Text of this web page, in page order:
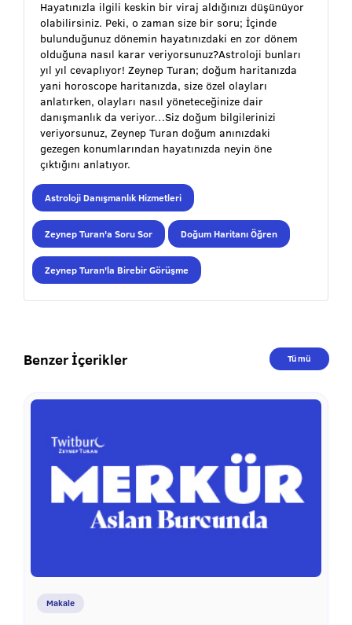
Hayatınızla ilgili keskin bir viraj aldığınızı düşünüyor
olabilirsiniz. Peki, o zaman size bir soru; İçinde
bulunduğunuz dönemin hayatınızdaki en zor dönem
olduğuna nasıl karar veriyorsunuz?Astroloji bunları
yıl yıl cevaplıyor! Zeynep Turan; doğum haritanızda
yani horoscope haritanızda, size özel olayları
anlatırken, olayları nasıl yöneteceğinize dair
danışmanlık da veriyor…Siz doğum bilgilerinizi
veriyorsunuz, Zeynep Turan doğum anınızdaki
gezegen konumlarından hayatınızda neyin öne
çıktığını anlatıyor.
Astroloji Danışmanlık Hizmetleri
Zeynep Turan'a Soru Sor Doğum Haritanı Öğren
Zeynep Turan'la Birebir Görüşme
Benzer İçerikler Tümü
Makale